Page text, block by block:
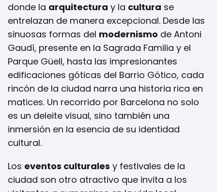
donde la arquitectura y la cultura se
entrelazan de manera excepcional. Desde las
sinuosas formas del modernismo de Antoni
Gaudí, presente en la Sagrada Familia y el
Parque Güell, hasta las impresionantes
edificaciones góticas del Barrio Gótico, cada
rincón de la ciudad narra una historia rica en
matices. Un recorrido por Barcelona no solo
es un deleite visual, sino también una
inmersión en la esencia de su identidad
cultural.
Los eventos culturales y festivales de la
ciudad son otro atractivo que invita a los